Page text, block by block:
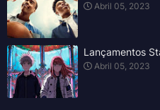
Abril 05, 2023
Lançamentos
Abril 05, 2023